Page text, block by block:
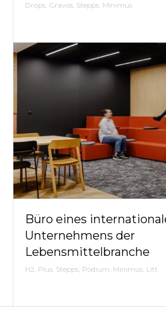
Drops, Gravos, Stepps, Minimus
Büro eines internationalen
Unternehmens der
Lebensmittelbranche
H2, Plus, Stepps, Podium, Minimus, Litt